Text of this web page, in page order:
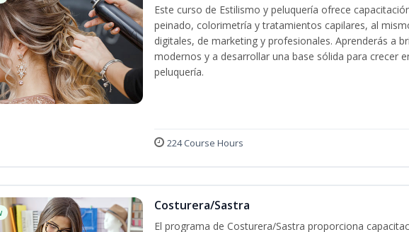
Este curso de Estilismo y peluquería ofrece
peinado, colorimetría y tratamientos capilares, al
digitales, de marketing y profesionales. Aprenderás a
modernos y a desarrollar una base sólida para crecer
peluquería.
224 Course Hours
Costurera/Sastra
El programa de Costurera/Sastra proporciona